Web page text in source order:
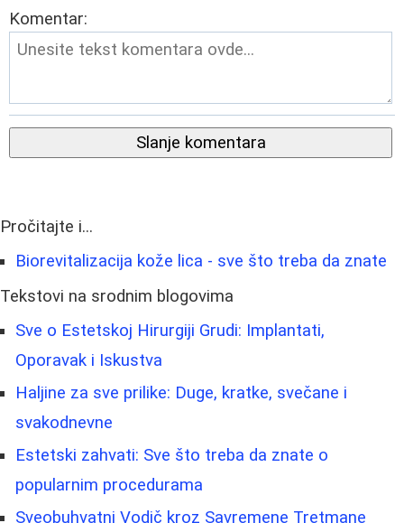
Komentar:
Slanje komentara
Pročitajte i...
Biorevitalizacija kože lica - sve što treba da znate
Tekstovi na srodnim blogovima
Sve o Estetskoj Hirurgiji Grudi: Implantati,
Oporavak i Iskustva
Haljine za sve prilike: Duge, kratke, svečane i
svakodnevne
Estetski zahvati: Sve što treba da znate o
popularnim procedurama
Sveobuhvatni Vodič kroz Savremene Tretmane